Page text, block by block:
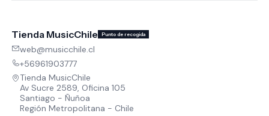
Tienda MusicChile Punto de recogida
web@musicchile.cl
+56961903777
Tienda MusicChile
Av Sucre 2589, Oficina 105
Santiago - Ñuñoa
Región Metropolitana - Chile